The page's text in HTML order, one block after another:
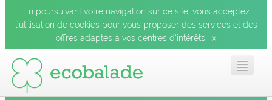
En poursuivant votre navigation sur ce site, vous acceptez
l’utilisation de cookies pour vous proposer des services et des
offres adaptés à vos centres d’intérêts.
x